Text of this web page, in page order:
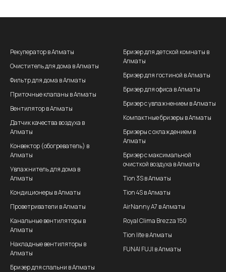
Рекуператор в Алматы
Очиститель для дома в Алматы
Фильтр для дома в Алматы
Приточные клапаны в Алматы
Вентилятор в Алматы
Датчик качества воздуха в
Алматы
Конвектор (обогреватель) в
Алматы
Увлажнитель для дома в
Алматы
Кондиционеры в Алматы
Проветриватели в Алматы
Канальные вентиляторы в
Алматы
Накладные вентиляторы в
Алматы
Бризер для спальни в Алматы
Бризер для детской комнаты в
Алматы
Бризер для гостиной в Алматы
Бризер для офиса в Алматы
Бризер с увлажнением в Алматы
Компактные бризеры в Алматы
Бризеры с охлаждением в
Алматы
Бризер с максимальной
очисткой воздуха в Алматы
Tion 3S в Алматы
Tion 4S в Алматы
AirNanny A7 в Алматы
Royal Clima Brezza 150
Tion lite в Алматы
FUNAI FUJI в Алматы